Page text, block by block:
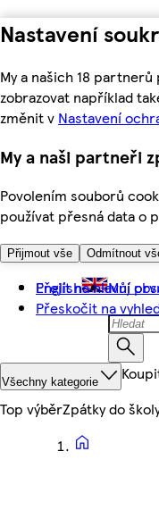
Nastavení
My a našich 18
zobrazovat například
změnit v Nastavení
My a naši partneři
Povolením souborů
používat přesná data o
Přijmout vše Odmítnout
Přejít na hlavní
Přeskočit na
English Můj
Všechny kategorie
Top výběrZpátky do